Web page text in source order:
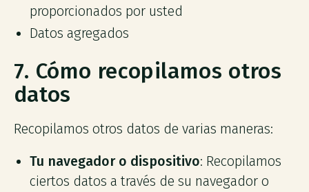
proporcionados por usted
Datos agregados
7. Cómo recopilamos otros
datos
Recopilamos otros datos de varias maneras:
Tu navegador o dispositivo: Recopilamos
ciertos datos a través de su navegador o